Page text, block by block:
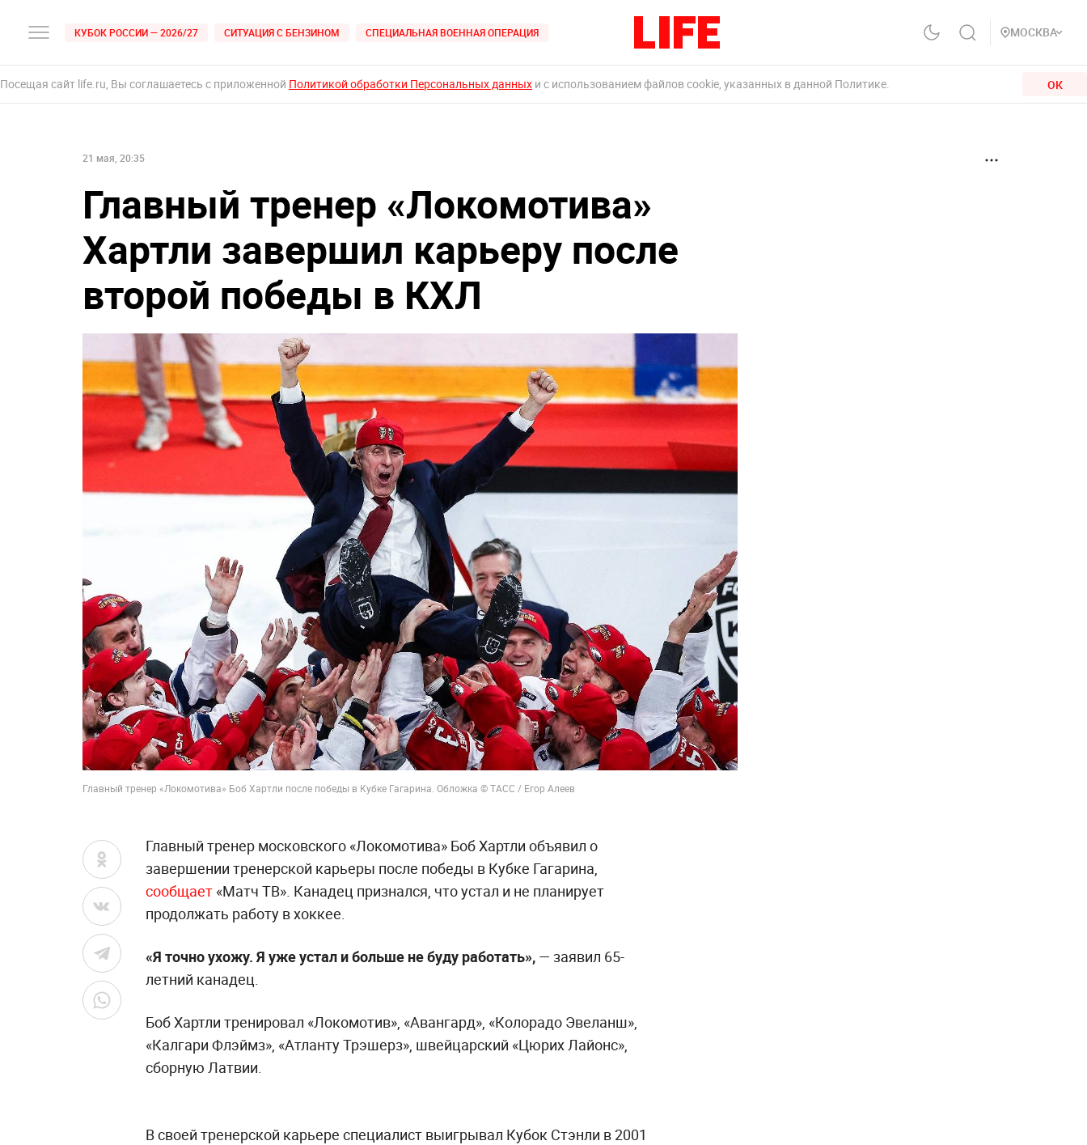
КУБОК РОССИИ — 2026/27 СИТУАЦИЯ С БЕНЗИНОМ СПЕЦИАЛЬНАЯ ВОЕННАЯ ОПЕРАЦИЯ МОСКВА
Посещая сайт life.ru, Вы соглашаетесь с приложенной Политикой обработки Персональных данных и с использованием файлов cookie, указанных в данной Политике. ОК
21 мая, 20:35
Главный тренер «Локомотива»
Хартли завершил карьеру после
второй победы в КХЛ
Главный тренер «Локомотива» Боб Хартли после победы в Кубке Гагарина. Обложка © ТАСС / Егор Алеев
Главный тренер московского «Локомотива» Боб Хартли объявил о
завершении тренерской карьеры после победы в Кубке Гагарина,
сообщает «Матч ТВ». Канадец признался, что устал и не планирует
продолжать работу в хоккее.
«Я точно ухожу. Я уже устал и больше не буду работать», — заявил 65-
летний канадец.
Боб Хартли тренировал «Локомотив», «Авангард», «Колорадо Эвеланш»,
«Калгари Флэймз», «Атланту Трэшерз», швейцарский «Цюрих Лайонс»,
сборную Латвии.
В своей тренерской карьере специалист выигрывал Кубок Стэнли в 2001